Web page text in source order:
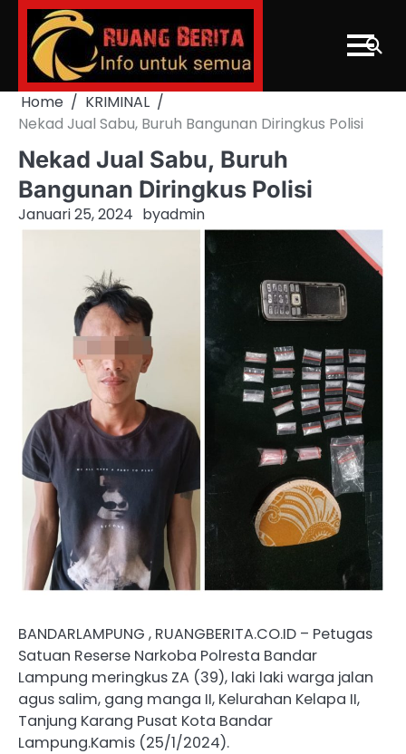
Skip
content
Home
KRIMINAL
Nekad Jual Sabu, Buruh Bangunan Diringkus Polisi
Nekad Jual Sabu, Buruh
Bangunan Diringkus Polisi
Januari 25, 2024 byadmin
BANDARLAMPUNG , RUANGBERITA.CO.ID – Petugas
Satuan Reserse Narkoba Polresta Bandar
Lampung meringkus ZA (39), laki laki warga jalan
agus salim, gang manga II, Kelurahan Kelapa II,
Tanjung Karang Pusat Kota Bandar
Lampung.Kamis (25/1/2024).